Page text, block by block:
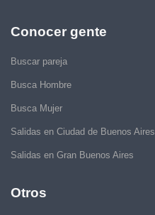
Conocer gente
Buscar pareja
Busca Hombre
Busca Mujer
Salidas en Ciudad de Buenos Aires
Salidas en Gran Buenos Aires
Otros